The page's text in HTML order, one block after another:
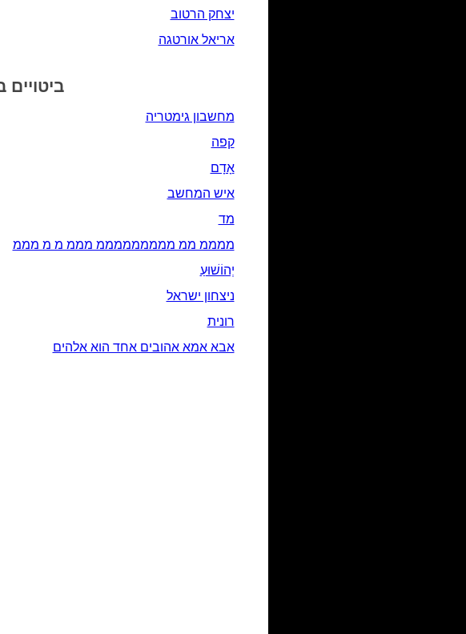
יצחק הרטוב
אריאל אורטגה
מחשבון גימטריה
קפה
אָדָם‎
איש המחשב
מד
ממממ ממ מממממממממ מממ מ מ מממ
יְהוֹשׁוּעַ
ניצחון ישראל
רונית
אבא אמא אהובים אחד הוא אלהים